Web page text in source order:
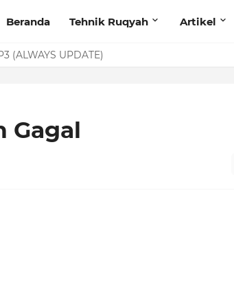
Beranda Tehnik Ruqyah Artikel
(ALWAYS UPDATE)
Lewat Foto di Facebook
Gagal